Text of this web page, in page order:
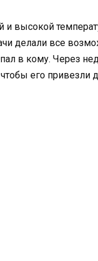
и высокой
делали все
в кому. Через
его привезли